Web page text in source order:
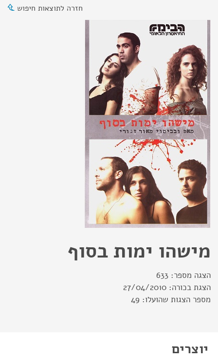
חזרה לתוצאות חיפוש
מישהו ימות בסוף
הצגה מספר: 633
הצגת בכורה: 27/04/2010
מספר הצגות שהועלו: 49
יוצרים